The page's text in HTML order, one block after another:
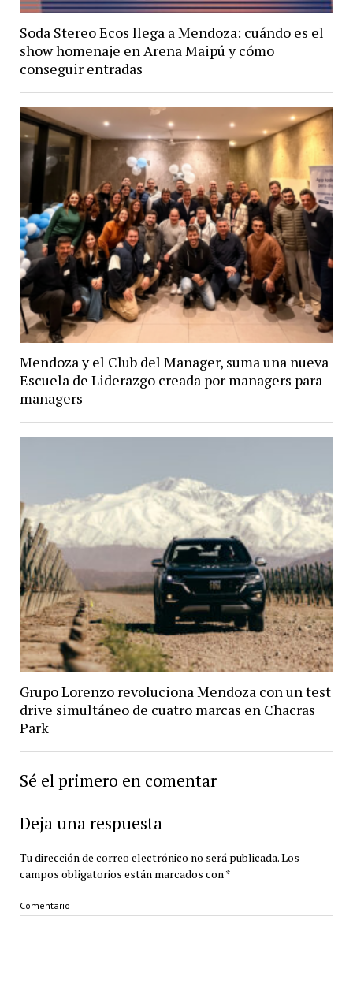
Soda Stereo Ecos llega a Mendoza: cuándo es el
show homenaje en Arena Maipú y cómo
conseguir entradas
Mendoza y el Club del Manager, suma una nueva
Escuela de Liderazgo creada por managers para
managers
Grupo Lorenzo revoluciona Mendoza con un test
drive simultáneo de cuatro marcas en Chacras
Park
Sé el primero en comentar
Deja una respuesta
Tu dirección de correo electrónico no será publicada.Los
campos obligatorios están marcados con*
Comentario